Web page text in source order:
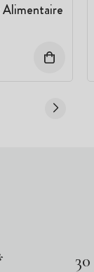
Alimentaire